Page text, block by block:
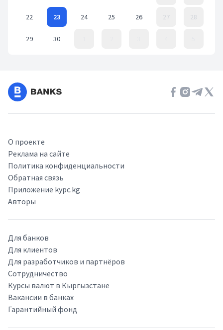
22 23 24 25 26 27 28
29 30
О проекте
Реклама на сайте
Политика конфиденциальности
Обратная связь
Приложение kypc.kg
Авторы
Для банков
Для клиентов
Для разработчиков и партнёров
Сотрудничество
Курсы валют в Кыргызстане
Вакансии в банках
Гарантийный фонд